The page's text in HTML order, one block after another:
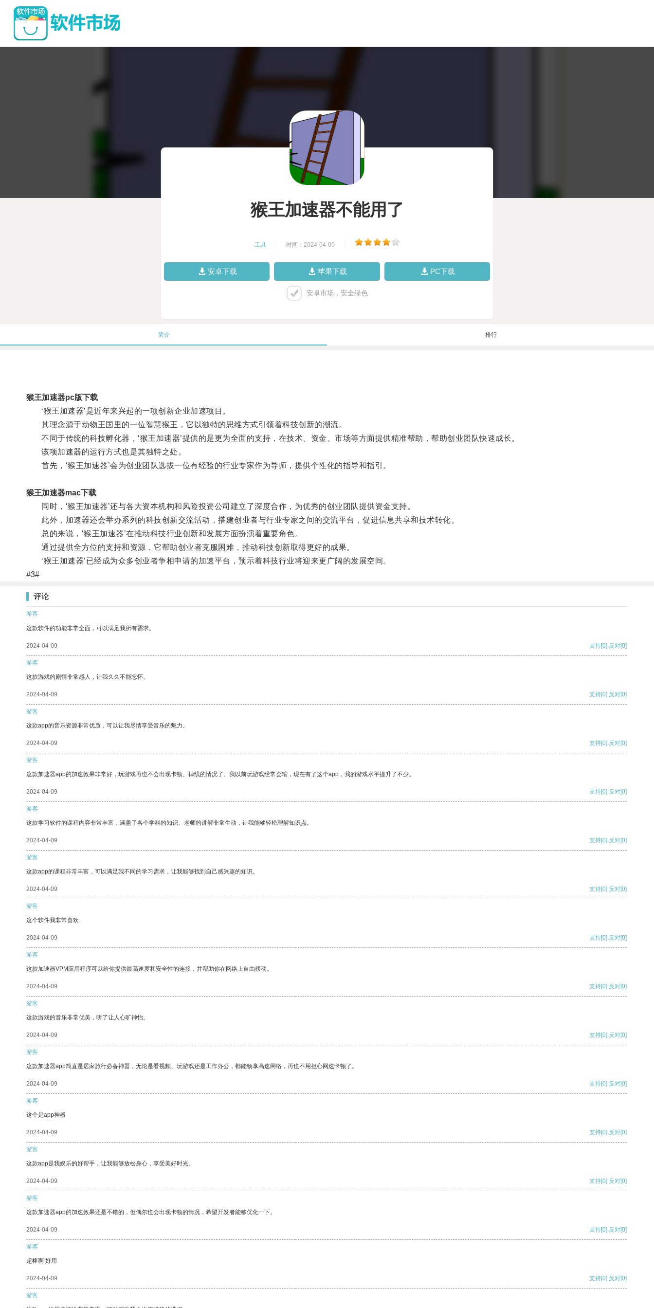
猴王加速器不能用了
工具 时间：2024-04-09
安卓下载 苹果下载 PC下载
安卓市场，安全绿色
简介 排行
猴王加速器pc版下载
‘猴王加速器’是近年来兴起的一项创新企业加速项目。
其理念源于动物王国里的一位智慧猴王，它以独特的思维方式引领着科技创新的潮流。
不同于传统的科技孵化器，‘猴王加速器’提供的是更为全面的支持，在技术、资金、市场等方面提供精准帮助，帮助创业团队快速成长。
该项加速器的运行方式也是其独特之处。
首先，‘猴王加速器’会为创业团队选拔一位有经验的行业专家作为导师，提供个性化的指导和指引。
猴王加速器mac下载
同时，‘猴王加速器’还与各大资本机构和风险投资公司建立了深度合作，为优秀的创业团队提供资金支持。
此外，加速器还会举办系列的科技创新交流活动，搭建创业者与行业专家之间的交流平台，促进信息共享和技术转化。
总的来说，‘猴王加速器’在推动科技行业创新和发展方面扮演着重要角色。
通过提供全方位的支持和资源，它帮助创业者克服困难，推动科技创新取得更好的成果。
‘猴王加速器’已经成为众多创业者争相申请的加速平台，预示着科技行业将迎来更广阔的发展空间。
#3#
评论
游客
这款软件的功能非常全面，可以满足我所有需求。
2024-04-09 支持[0] 反对[0]
游客
这款游戏的剧情非常感人，让我久久不能忘怀。
2024-04-09 支持[0] 反对[0]
游客
这款app的音乐资源非常优质，可以让我尽情享受音乐的魅力。
2024-04-09 支持[0] 反对[0]
游客
这款加速器app的加速效果非常好，玩游戏再也不会出现卡顿、掉线的情况了。我以前玩游戏经常会输，现在有了这个app，我的游戏水平提升了不少。
2024-04-09 支持[0] 反对[0]
游客
这款学习软件的课程内容非常丰富，涵盖了各个学科的知识。老师的讲解非常生动，让我能够轻松理解知识点。
2024-04-09 支持[0] 反对[0]
游客
这款app的课程非常丰富，可以满足我不同的学习需求，让我能够找到自己感兴趣的知识。
2024-04-09 支持[0] 反对[0]
游客
这个软件我非常喜欢
2024-04-09 支持[0] 反对[0]
游客
这款加速器VPM应用程序可以给你提供最高速度和安全性的连接，并帮助你在网络上自由移动。
2024-04-09 支持[0] 反对[0]
游客
这款游戏的音乐非常优美，听了让人心旷神怡。
2024-04-09 支持[0] 反对[0]
游客
这款加速器app简直是居家旅行必备神器，无论是看视频、玩游戏还是工作办公，都能畅享高速网络，再也不用担心网速卡顿了。
2024-04-09 支持[0] 反对[0]
游客
这个是app神器
2024-04-09 支持[0] 反对[0]
游客
这款app是我娱乐的好帮手，让我能够放松身心，享受美好时光。
2024-04-09 支持[0] 反对[0]
游客
这款加速器app的加速效果还是不错的，但偶尔也会出现卡顿的情况，希望开发者能够优化一下。
2024-04-09 支持[0] 反对[0]
游客
超棒啊 好用
2024-04-09 支持[0] 反对[0]
游客